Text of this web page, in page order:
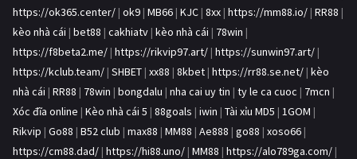
https://ok365.center/ | ok9 | MB66 | KJC | 8xx | https://mm88.io/ | RR88 |
kèo nhà cái | bet88 | cakhiatv | kèo nhà cái | 78win |
https://f8beta2.me/ | https://rikvip97.art/ | https://sunwin97.art/ |
https://kclub.team/ | SHBET | xx88 | 8kbet | https://rr88.se.net/ | kèo
nhà cái | RR88 | 78win | bongdalu | nha cai uy tin | ty le ca cuoc | 7mcn |
Xóc đĩa online | Kèo nhà cái 5 | 88goals | iwin | Tài xỉu MD5 | 1GOM |
Rikvip | Go88 | B52 club | max88 | MM88 | Ae888 | go88 | xoso66 |
https://cm88.dad/ | https://hi88.uno/ | MM88 | https://alo789ga.com/ |